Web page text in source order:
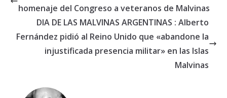
homenaje del Congreso a veteranos de Malvinas
DIA DE LAS MALVINAS ARGENTINAS : Alberto
Fernández pidió al Reino Unido que «abandone la
injustificada presencia militar» en las Islas
Malvinas